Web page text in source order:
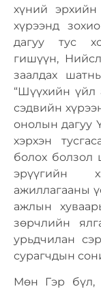
хүний эрхийн
хүрээнд
дагуу тус
гишүүн,
заалдах
“Шүүхийн үйл
сэдвийн
онолын дагуу
хэрхэн
болох болзол
эрүүгийн
ажиллагааны
ажлын
зөрчлийн
урьдчилан
сурагчдын
Мөн Гэр бүл,